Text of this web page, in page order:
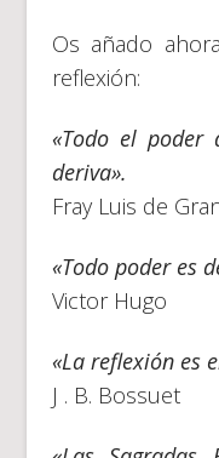
Os añado
reflexión:
«Todo el poder
deriva».
Fray Luis de
«Todo poder es
Victor Hugo
«La reflexión es
J . B. Bossuet